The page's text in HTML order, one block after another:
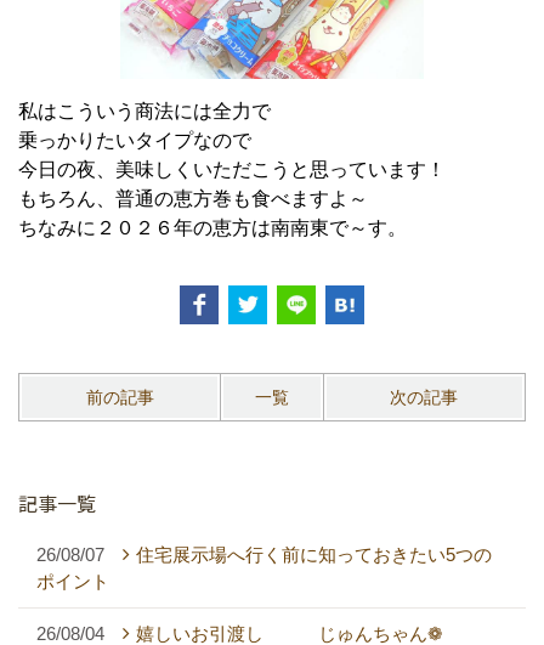
私はこういう商法には全力で
乗っかりたいタイプなので
今日の夜、美味しくいただこうと思っています！
もちろん、普通の恵方巻も食べますよ～
ちなみに２０２６年の恵方は南南東で～す。
前の記事 一覧 次の記事
記事一覧
26/08/07
住宅展示場へ行く前に知っておきたい5つの
ポイント
26/08/04 嬉しいお引渡し じゅんちゃん❁